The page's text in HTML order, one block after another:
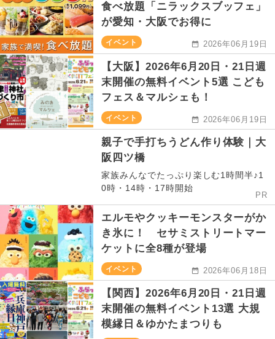
食べ放題「ニラックスブッフェ」
が愛知・大阪でお得に
イベント 2026年06月19日
【大阪】2026年6月20日・21日週
末開催の無料イベント5選 こども
フェス＆マルシェも！
イベント 2026年06月19日
親子で手打ちうどん作り体験｜大
阪四ツ橋
家族みんなでたっぷり楽しむ1時間半♪1
0時・14時・17時開始
PR
エルモやクッキーモンスターがか
き氷に！ セサミストリートマー
ケットに全8種が登場
イベント 2026年06月18日
【関西】2026年6月20日・21日週
末開催の無料イベント13選 大規
模縁日＆ゆかたまつりも